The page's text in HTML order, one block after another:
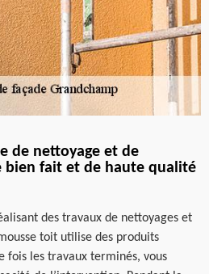
de nettoyage et de
bien fait et de haute qualité
des travaux de nettoyages et
toit utilise des produits
fois les travaux terminés, vous